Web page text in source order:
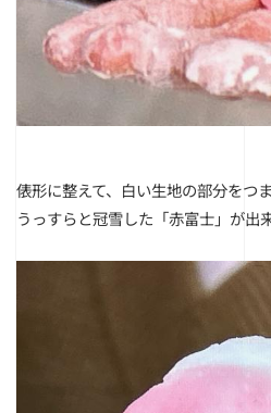
俵形に整えて、白い生地の部分をつ
うっすらと冠雪した「赤富士」が出